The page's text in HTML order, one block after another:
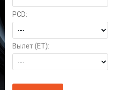
PCD:
Вылет (ET):